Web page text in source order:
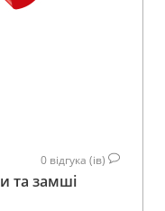
0 відгука (ів)
та замші